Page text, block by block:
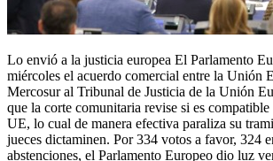
Lo envió a la justicia europea El Parlamento
miércoles el acuerdo comercial entre la Unión
Mercosur al Tribunal de Justicia de la Unión
que la corte comunitaria revise si es
UE, lo cual de manera efectiva paraliza su
jueces dictaminen. Por 334 votos a favor, 324
abstenciones, el Parlamento Europeo dio luz